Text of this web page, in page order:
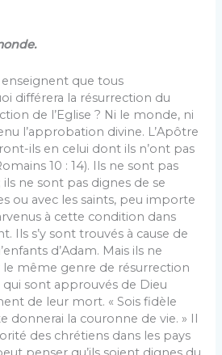
enseignent que tous
différera la résurrection du
de l’Eglise ? Ni le monde, ni
l’approbation divine. L’Apôtre
ils en celui dont ils n’ont pas
10 : 14). Ils ne sont pas
ils ne sont pas dignes de se
ou avec les saints, peu importe
à cette condition dans
Ils s’y sont trouvés à cause de
d’Adam. Mais ils ne
même genre de résurrection
sont approuvés de Dieu
de leur mort. « Sois fidèle
donnerai la couronne de vie. » Il
des chrétiens dans les pays